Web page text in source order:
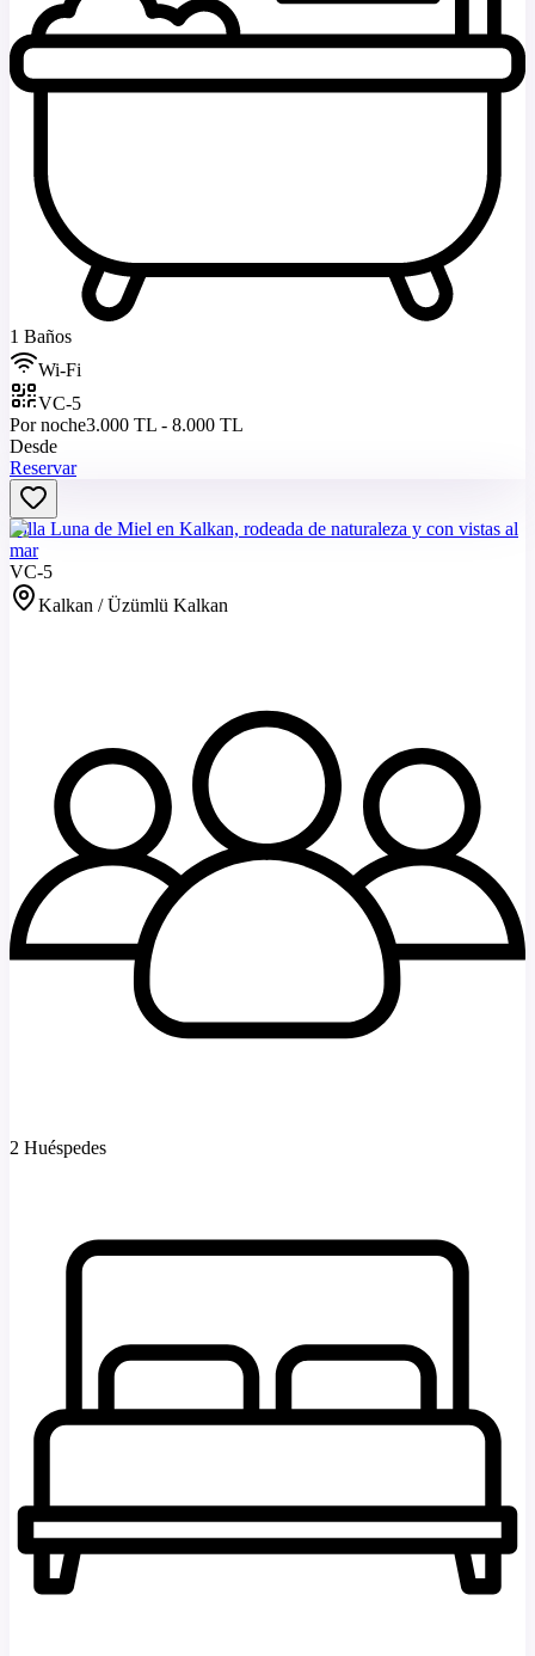
1 Baños
Wi-Fi
VC-5
Por noche3.000 TL - 8.000 TL
Desde
Reservar
Villa Luna de Miel en Kalkan, rodeada de naturaleza y con vistas al
mar
VC-5
Kalkan / Üzümlü Kalkan
2 Huéspedes